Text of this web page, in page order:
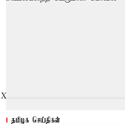
தமிழக செய்திகள்
X